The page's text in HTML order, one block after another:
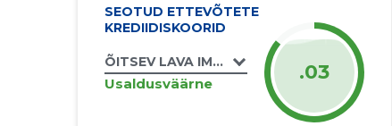
SEOTUD ETTEVÕTETE
KREDIIDISKOORID
ÕITSEV LAVA IMESID LOOV TÖÖKODA MTÜ
Usaldusväärne .03